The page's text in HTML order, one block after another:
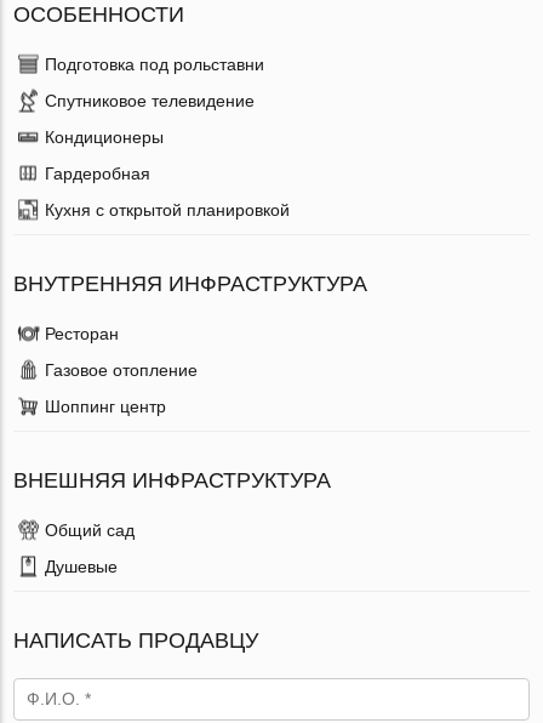
ОСОБЕННОСТИ
Подготовка под рольставни
Спутниковое телевидение
Кондиционеры
Гардеробная
Кухня с открытой планировкой
ВНУТРЕННЯЯ ИНФРАСТРУКТУРА
Ресторан
Газовое отопление
Шоппинг центр
ВНЕШНЯЯ ИНФРАСТРУКТУРА
Общий сад
Душевые
НАПИСАТЬ ПРОДАВЦУ